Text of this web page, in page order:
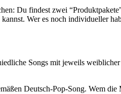
Du fin­dest zwei
Wer es noch indi­vi­du­el­ler
Songs mit jeweils
Deutsch-Pop-Song. Wem